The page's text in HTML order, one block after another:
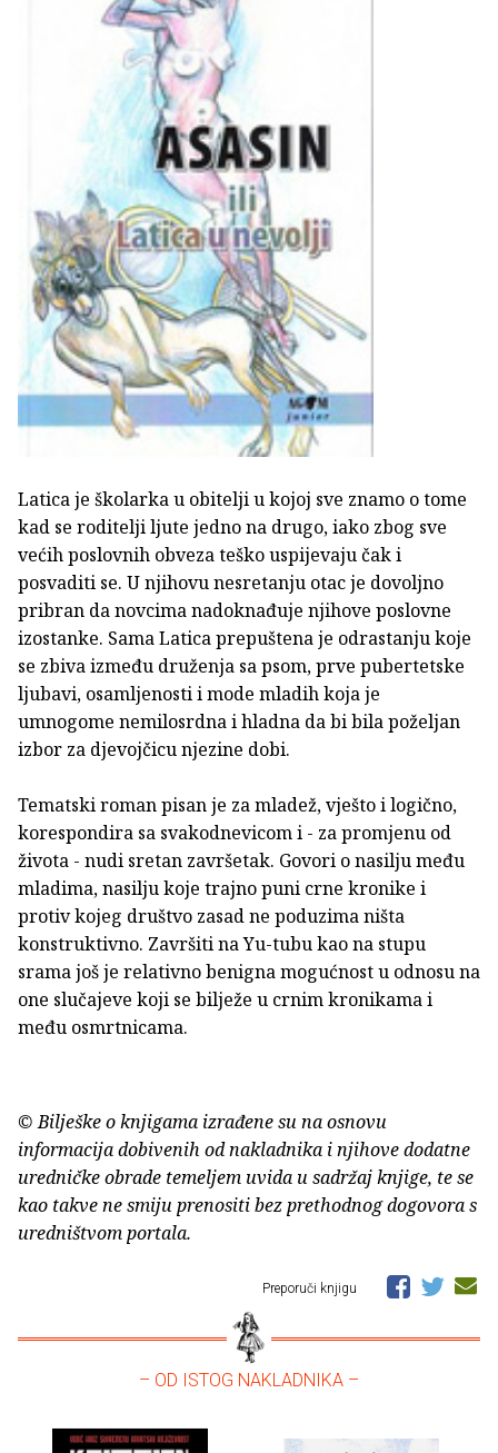
Latica je školarka u obitelji u kojoj sve znamo o tome
kad se roditelji ljute jedno na drugo, iako zbog sve
većih poslovnih obveza teško uspijevaju čak i
posvaditi se. U njihovu nesretanju otac je dovoljno
pribran da novcima nadoknađuje njihove poslovne
izostanke. Sama Latica prepuštena je odrastanju koje
se zbiva između druženja sa psom, prve pubertetske
ljubavi, osamljenosti i mode mladih koja je
umnogome nemilosrdna i hladna da bi bila poželjan
izbor za djevojčicu njezine dobi.
Tematski roman pisan je za mladež, vješto i logično,
korespondira sa svakodnevicom i - za promjenu od
života - nudi sretan završetak. Govori o nasilju među
mladima, nasilju koje trajno puni crne kronike i
protiv kojeg društvo zasad ne poduzima ništa
konstruktivno. Završiti na Yu-tubu kao na stupu
srama još je relativno benigna mogućnost u odnosu na
one slučajeve koji se bilježe u crnim kronikama i
među osmrtnicama.
© Bilješke o knjigama izrađene su na osnovu
informacija dobivenih od nakladnika i njihove dodatne
uredničke obrade temeljem uvida u sadržaj knjige, te se
kao takve ne smiju prenositi bez prethodnog dogovora s
uredništvom portala.
Preporuči knjigu
– OD ISTOG NAKLADNIKA –